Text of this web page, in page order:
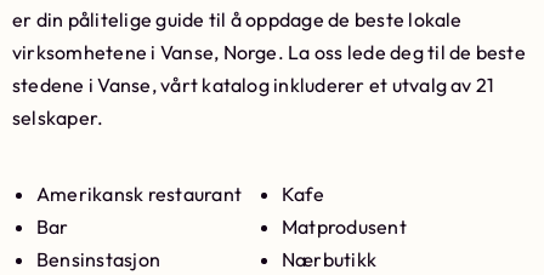
er din pålitelige guide til å oppdage de beste lokale
virksomhetene i Vanse, Norge. La oss lede deg til de beste
stedene i Vanse, vårt katalog inkluderer et utvalg av 21
selskaper.
Amerikansk restaurant
Bar
Bensinstasjon
Kafe
Matprodusent
Nærbutikk